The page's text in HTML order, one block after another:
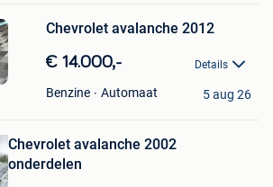
Chevrolet avalanche 2012
€ 14.000,- Details
Benzine Automaat 5 aug 26
Chevrolet avalanche 2002
onderdelen